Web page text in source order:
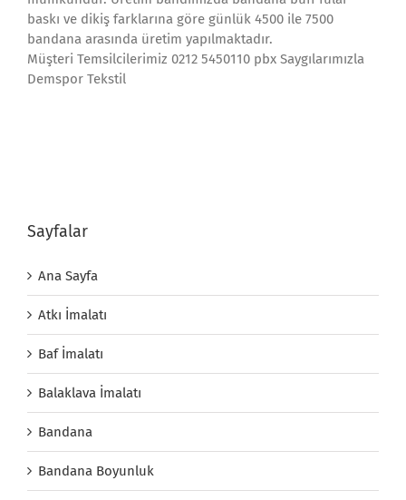
baskı ve dikiş farklarına göre günlük 4500 ile 7500
bandana arasında üretim yapılmaktadır.
Müşteri Temsilcilerimiz 0212 5450110 pbx Saygılarımızla
Demspor Tekstil
Sayfalar
Ana Sayfa
Atkı İmalatı
Baf İmalatı
Balaklava İmalatı
Bandana
Bandana Boyunluk